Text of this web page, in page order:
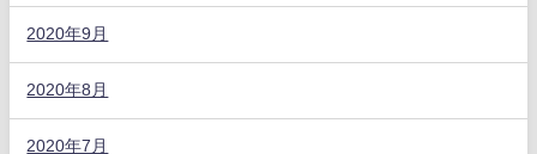
2020年9月
2020年8月
2020年7月